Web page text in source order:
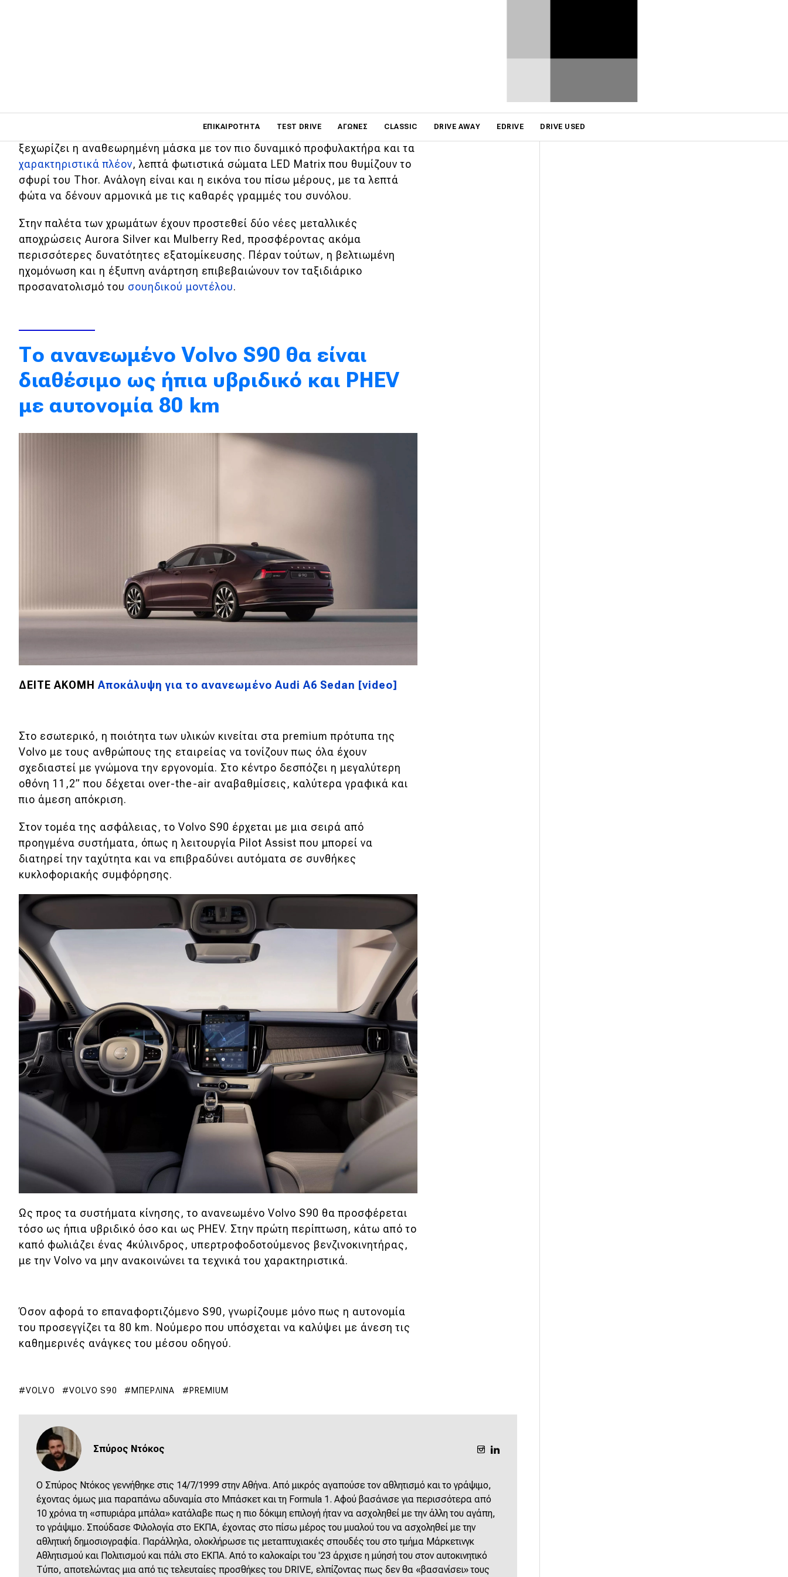
ΕΠΙΚΑΙΡΌΤΗΤΑ TEST DRIVE ΑΓΏΝΕΣ CLASSIC DRIVE AWAY EDRIVE DRIVE USED
Main navigation
Επικαιρότητα
Πρωτότυπα
Ελλάδα
Κόσμος
Απόψεις
Test Drive
Νέα
Τεχνολογία
Σταθμοί φόρτισης
Classic
Νέα
Παρουσιάσεις
DRIVE Away
MOTO
Μεταχειρισμένο
Οδηγός αγοράς
Συμβουλές
Χρηστικά
Συμβουλές
ΚΤΕΟ
Οδική βοήθεια
eDRIVE
DRIVE USED
Παρατηρώντας το εξωτερικά, το πρώτο πράγμα που καταλαβαίνεις είναι πως
το ανανεωμένο S90 αποπνέει πολυτέλεια και δυναμισμό. Μπροστά,
ξεχωρίζει η αναθεωρημένη μάσκα με τον πιο δυναμικό προφυλακτήρα και τα
χαρακτηριστικά πλέον, λεπτά φωτιστικά σώματα LED Matrix που θυμίζουν το
σφυρί του Thor. Ανάλογη είναι και η εικόνα του πίσω μέρους, με τα λεπτά
φώτα να δένουν αρμονικά με τις καθαρές γραμμές του συνόλου.
Στην παλέτα των χρωμάτων έχουν προστεθεί δύο νέες μεταλλικές
αποχρώσεις Aurora Silver και Mulberry Red, προσφέροντας ακόμα
περισσότερες δυνατότητες εξατομίκευσης. Πέραν τούτων, η βελτιωμένη
ηχομόνωση και η έξυπνη ανάρτηση επιβεβαιώνουν τον ταξιδιάρικο
προσανατολισμό του σουηδικού μοντέλου.
Το ανανεωμένο Volvo S90 θα είναι
διαθέσιμο ως ήπια υβριδικό και PHEV
με αυτονομία 80 km
ΔΕΙΤΕ ΑΚΟΜΗ Αποκάλυψη για το ανανεωμένο Audi A6 Sedan [video]
Στο εσωτερικό, η ποιότητα των υλικών κινείται στα premium πρότυπα της
Volvo με τους ανθρώπους της εταιρείας να τονίζουν πως όλα έχουν
σχεδιαστεί με γνώμονα την εργονομία. Στο κέντρο δεσπόζει η μεγαλύτερη
οθόνη 11,2” που δέχεται over-the-air αναβαθμίσεις, καλύτερα γραφικά και
πιο άμεση απόκριση.
Στον τομέα της ασφάλειας, το Volvo S90 έρχεται με μια σειρά από
προηγμένα συστήματα, όπως η λειτουργία Pilot Assist που μπορεί να
διατηρεί την ταχύτητα και να επιβραδύνει αυτόματα σε συνθήκες
κυκλοφοριακής συμφόρησης.
Ως προς τα συστήματα κίνησης, το ανανεωμένο Volvo S90 θα προσφέρεται
τόσο ως ήπια υβριδικό όσο και ως PHEV. Στην πρώτη περίπτωση, κάτω από το
καπό φωλιάζει ένας 4κύλινδρος, υπερτροφοδοτούμενος βενζινοκινητήρας,
με την Volvo να μην ανακοινώνει τα τεχνικά του χαρακτηριστικά.
Όσον αφορά το επαναφορτιζόμενο S90, γνωρίζουμε μόνο πως η αυτονομία
του προσεγγίζει τα 80 km. Νούμερο που υπόσχεται να καλύψει με άνεση τις
καθημερινές ανάγκες του μέσου οδηγού.
VOLVO VOLVO S90 ΜΠΕΡΛΊΝΑ PREMIUM
Σπύρος Ντόκος
O Σπύρος Ντόκος γεννήθηκε στις 14/7/1999 στην Αθήνα. Από μικρός αγαπούσε τον αθλητισμό και το γράψιμο,
έχοντας όμως μια παραπάνω αδυναμία στο Μπάσκετ και τη Formula 1. Αφού βασάνισε για περισσότερα από
10 χρόνια τη «σπυριάρα μπάλα» κατάλαβε πως η πιο δόκιμη επιλογή ήταν να ασχοληθεί με την άλλη του αγάπη,
το γράψιμο. Σπούδασε Φιλολογία στο ΕΚΠΑ, έχοντας στο πίσω μέρος του μυαλού του να ασχοληθεί με την
αθλητική δημοσιογραφία. Παράλληλα, ολοκλήρωσε τις μεταπτυχιακές σπουδές του στο τμήμα Μάρκετινγκ
Αθλητισμού και Πολιτισμού και πάλι στο ΕΚΠΑ. Από το καλοκαίρι του '23 άρχισε η μύησή του στον αυτοκινητικό
Τύπο, αποτελώντας μια από τις τελευταίες προσθήκες του DRIVE, ελπίζοντας πως δεν θα «βασανίσει» τους